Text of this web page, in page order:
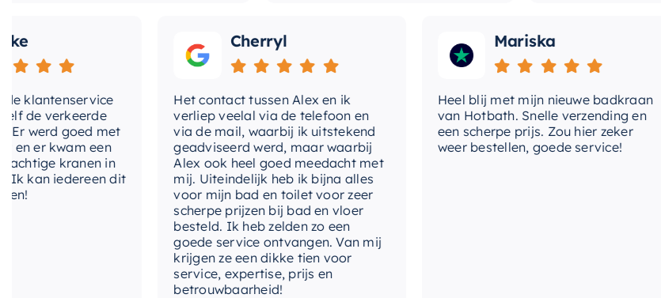
verkeerde
goed met
kwam een
kranen in
iedereen dit
Cherryl
Het contact tussen Alex en ik
verliep veelal via de telefoon en
via de mail, waarbij ik uitstekend
geadviseerd werd, maar waarbij
Alex ook heel goed meedacht met
mij. Uiteindelijk heb ik bijna alles
voor mijn bad en toilet voor zeer
scherpe prijzen bij bad en vloer
besteld. Ik heb zelden zo een
goede service ontvangen. Van mij
krijgen ze een dikke tien voor
service, expertise, prijs en
betrouwbaarheid!
Mariska
Heel blij met mijn nieuwe badkraan
van Hotbath. Snelle verzending en
een scherpe prijs. Zou hier zeker
weer bestellen, goede service!